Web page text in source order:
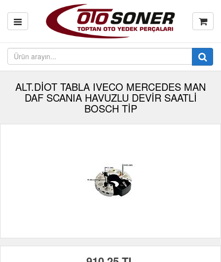
ALT.DİOT TABLA IVECO MERCEDES MAN
DAF SCANIA HAVUZLU DEVİR SAATLİ
BOSCH TİP